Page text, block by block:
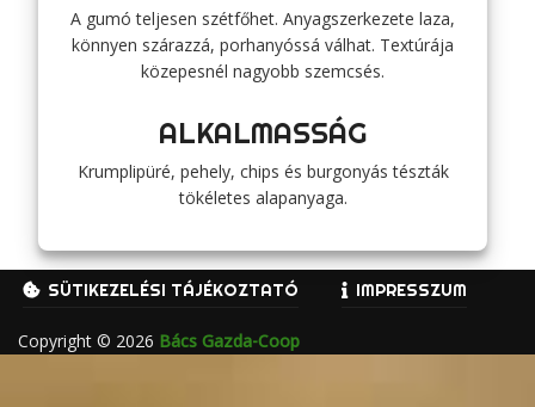
A gumó teljesen szétfőhet. Anyagszerkezete laza,
könnyen szárazzá, porhanyóssá válhat. Textúrája
közepesnél nagyobb szemcsés.
ALKALMASSÁG
Krumplipüré, pehely, chips és burgonyás tészták
tökéletes alapanyaga.
SÜTIKEZELÉSI TÁJÉKOZTATÓ IMPRESSZUM
Copyright © 2026 Bács Gazda-Coop